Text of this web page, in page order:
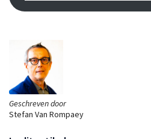
Geschreven door
Stefan Van Rompaey